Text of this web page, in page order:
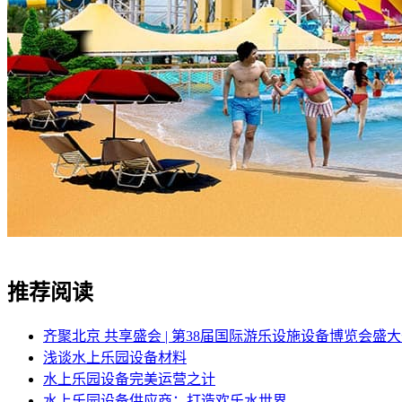
推荐阅读
齐聚北京 共享盛会 | 第38届国际游乐设施设备博览会盛
浅谈水上乐园设备材料
水上乐园设备完美运营之计